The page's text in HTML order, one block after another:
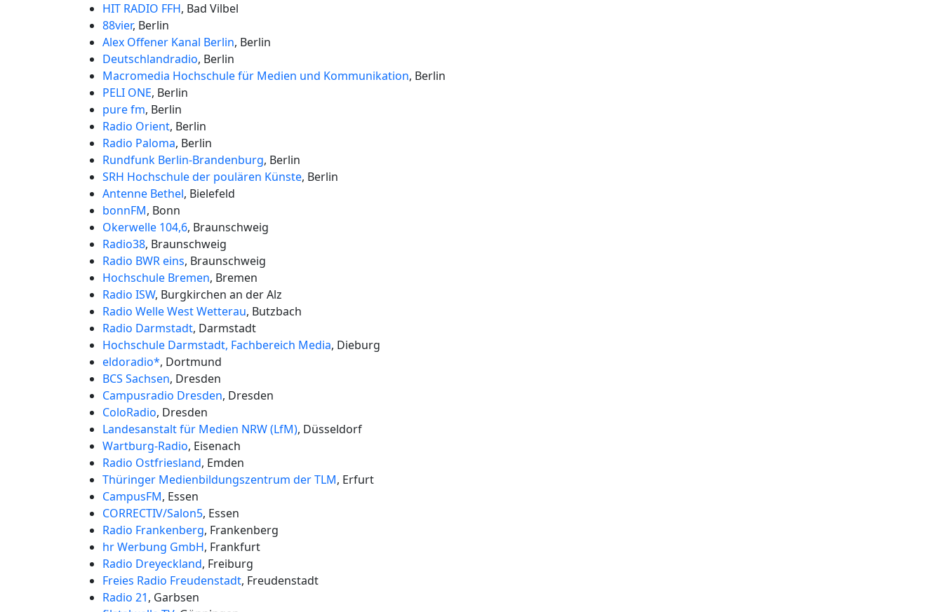
HIT RADIO FFH, Bad Vilbel
88vier, Berlin
Alex Offener Kanal Berlin, Berlin
Deutschlandradio, Berlin
Macromedia Hochschule für Medien und Kommunikation, Berlin
PELI ONE, Berlin
pure fm, Berlin
Radio Orient, Berlin
Radio Paloma, Berlin
Rundfunk Berlin-Brandenburg, Berlin
SRH Hochschule der poulären Künste, Berlin
Antenne Bethel, Bielefeld
bonnFM, Bonn
Okerwelle 104,6, Braunschweig
Radio38, Braunschweig
Radio BWR eins, Braunschweig
Hochschule Bremen, Bremen
Radio ISW, Burgkirchen an der Alz
Radio Welle West Wetterau, Butzbach
Radio Darmstadt, Darmstadt
Hochschule Darmstadt, Fachbereich Media, Dieburg
eldoradio*, Dortmund
BCS Sachsen, Dresden
Campusradio Dresden, Dresden
ColoRadio, Dresden
Landesanstalt für Medien NRW (LfM), Düsseldorf
Wartburg-Radio, Eisenach
Radio Ostfriesland, Emden
Thüringer Medienbildungszentrum der TLM, Erfurt
CampusFM, Essen
CORRECTIV/Salon5, Essen
Radio Frankenberg, Frankenberg
hr Werbung GmbH, Frankfurt
Radio Dreyeckland, Freiburg
Freies Radio Freudenstadt, Freudenstadt
Radio 21, Garbsen